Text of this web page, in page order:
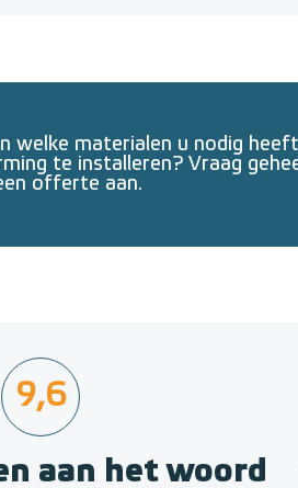
welke materialen u nodig
te installeren? Vraag
offerte aan.
9,6
aan het woord